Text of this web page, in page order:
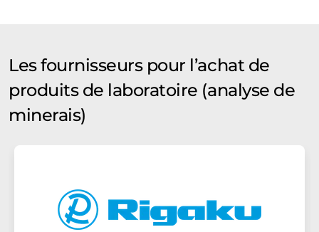
Les fournisseurs pour l’achat de
produits de laboratoire (analyse de
minerais)